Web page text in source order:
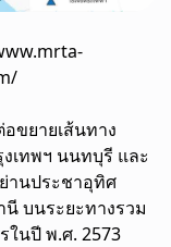
ขยายเส้นทาง
เทพฯ นนทบุรี และ
านประชาอุทิศ
บนระยะทางรวม
ในปี พ.ศ. 2573